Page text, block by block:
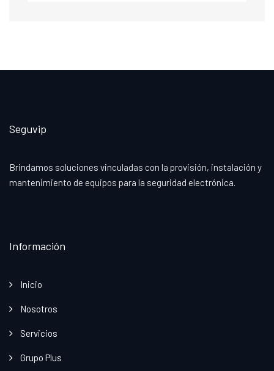
Seguvip
Brindamos soluciones vinculadas con la provisión, instalación y
mantenimiento de equipos para la seguridad electrónica.
Información
Inicio
Nosotros
Servicios
Grupo Plus